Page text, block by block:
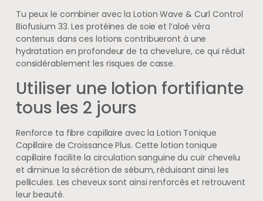
Tu peux le combiner avec la Lotion Wave & Curl Control
Biofusium 33. Les protéines de soie et l’aloé véra
contenus dans ces lotions contribueront à une
hydratation en profondeur de ta chevelure, ce qui réduit
considérablement les risques de casse.
Utiliser une lotion fortifiante
tous les 2 jours
Renforce ta fibre capillaire avec la Lotion Tonique
Capillaire de Croissance Plus. Cette lotion tonique
capillaire facilite la circulation sanguine du cuir chevelu
et diminue la sécrétion de sébum, réduisant ainsi les
pellicules. Les cheveux sont ainsi renforcés et retrouvent
leur beauté.